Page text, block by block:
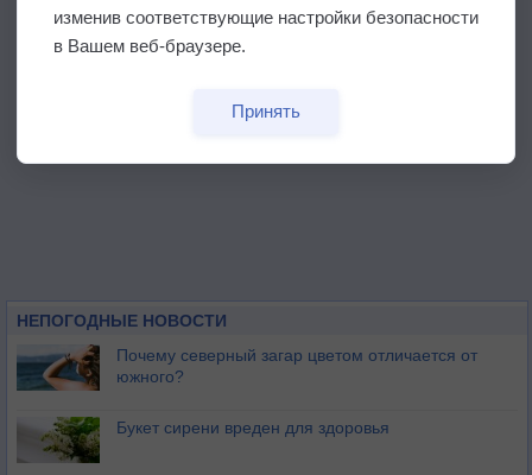
НЕПОГОДНЫЕ НОВОСТИ
Почему северный загар цветом отличается от
южного?
Букет сирени вреден для здоровья
изменив соответствующие настройки безопасности
в Вашем веб-браузере.
Принять